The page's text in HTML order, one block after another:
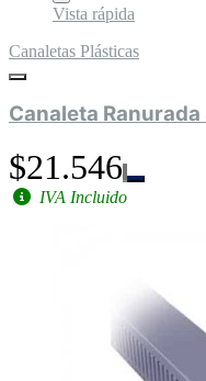
Vista rápida
Canaletas Plásticas
Canaleta
$21.546
IVA Incluido